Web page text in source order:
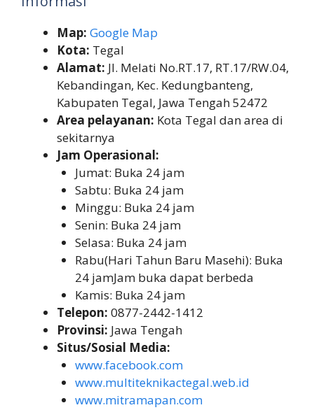
Map: Google Map
Kota: Tegal
Alamat: Jl. Melati No.RT.17, RT.17/RW.04,
Kebandingan, Kec. Kedungbanteng,
Kabupaten Tegal, Jawa Tengah 52472
Area pelayanan: Kota Tegal dan area di
sekitarnya
Jam Operasional:
Jumat: Buka 24 jam
Sabtu: Buka 24 jam
Minggu: Buka 24 jam
Senin: Buka 24 jam
Selasa: Buka 24 jam
Rabu(Hari Tahun Baru Masehi): Buka
24 jamJam buka dapat berbeda
Kamis: Buka 24 jam
Telepon: 0877-2442-1412
Provinsi: Jawa Tengah
Situs/Sosial Media:
www.facebook.com
www.multiteknikactegal.web.id
www.mitramapan.com